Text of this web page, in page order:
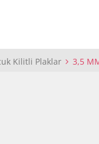
Kilitli Plaklar 3,5